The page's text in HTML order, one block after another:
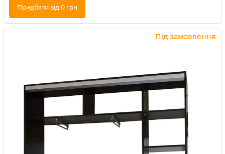
Придбати від 0 грн
Купити в 1 клік
Під замовлення